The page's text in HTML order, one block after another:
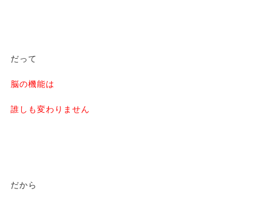
だって
脳の機能は
誰しも変わりません
だから